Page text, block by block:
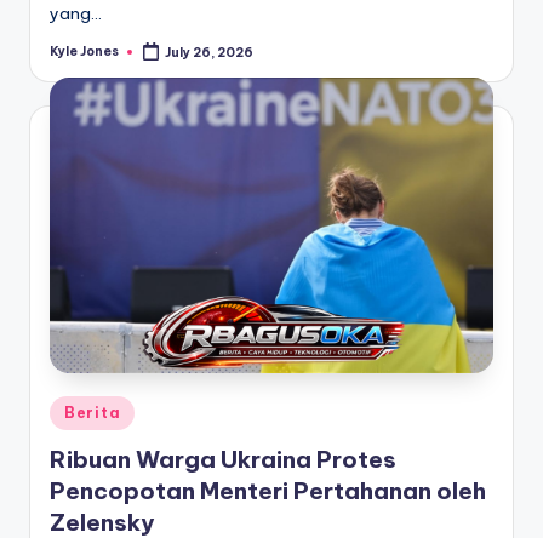
yang…
Posted
Kyle Jones July 26, 2026
Posted
Berita
Ribuan Warga Ukraina Protes
Pencopotan Menteri Pertahanan oleh
Zelensky